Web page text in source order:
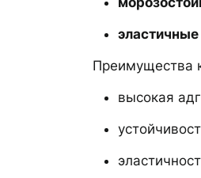
эластичные
Преимущества
высокая